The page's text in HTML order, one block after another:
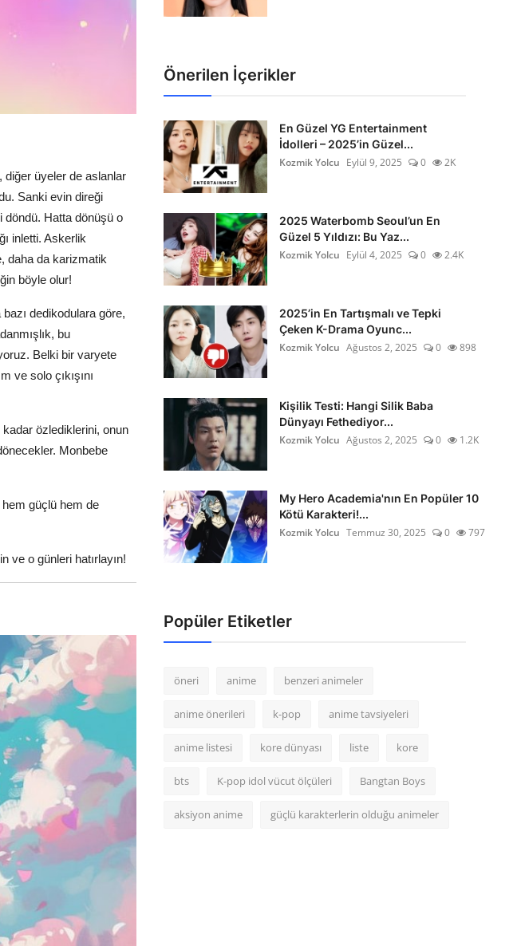
üyeler de aslanlar
Sanki evin direği
döndü. Hatta dönüşü o
inletti. Askerlik
daha da karizmatik
böyle olur!
dedikodulara göre,
bu
Belki bir varyete
ve solo çıkışını
özlediklerini, onun
Monbebe
hem güçlü hem de
ve o günleri hatırlayın!
Önerilen İçerikler
En Güzel YG Entertainment
İdolleri – 2025’in Güzel...
Kozmik Yolcu Eylül 9, 2025 0 2K
2025 Waterbomb Seoul’un En
Güzel 5 Yıldızı: Bu Yaz...
Kozmik Yolcu Eylül 4, 2025 0 2.4K
2025’in En Tartışmalı ve Tepki
Çeken K-Drama Oyunc...
Kozmik Yolcu Ağustos 2, 2025 0 898
Kişilik Testi: Hangi Silik Baba
Dünyayı Fethediyor...
Kozmik Yolcu Ağustos 2, 2025 0 1.2K
My Hero Academia'nın En Popüler 10
Kötü Karakteri!...
Kozmik Yolcu Temmuz 30, 2025 0 797
Popüler Etiketler
öneri anime benzeri animeler
anime önerileri k-pop anime tavsiyeleri
anime listesi kore dünyası liste kore
bts K-pop idol vücut ölçüleri Bangtan Boys
aksiyon anime güçlü karakterlerin olduğu animeler